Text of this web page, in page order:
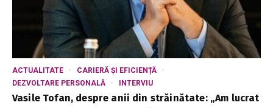
ACTUALITATE
CARIERĂ ȘI EFICIENȚĂ
DEZVOLTARE PERSONALĂ
INTERVIU
Vasile Tofan, despre anii din străinătate: „Am lucrat